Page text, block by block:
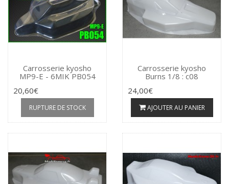
Carrosserie kyosho
MP9-E - 6MIK PB054
20,60€
RUPTURE DE STOCK
Carrosserie kyosho
Burns 1/8 : c08
24,00€
AJOUTER AU PANIER